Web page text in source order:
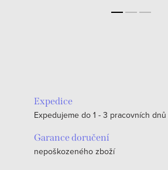
Expedice
Expedujeme do 1 - 3 pracovních
Garance doručení
nepoškozeného zboží